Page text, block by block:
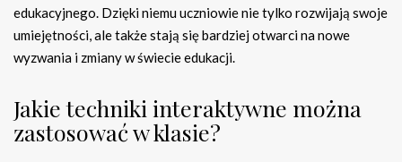
edukacyjnego. Dzięki niemu uczniowie nie tylko rozwijają swoje
umiejętności, ale także stają się bardziej otwarci na nowe
wyzwania i zmiany w świecie edukacji.
Jakie techniki interaktywne można
zastosować w klasie?